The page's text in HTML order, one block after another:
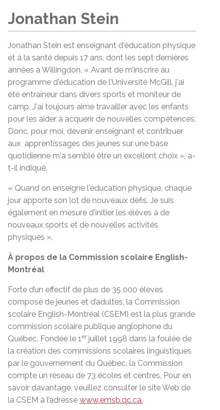
Jonathan Stein
Jonathan Stein est enseignant d'éducation physique
et à la santé depuis 17 ans, dont les sept dernières
années à Willingdon. « Avant de m’inscrire au
programme d'éducation de l'Université McGill, j'ai
été entraîneur dans divers sports et moniteur de
camp. J'ai toujours aimé travailler avec les enfants
pour les aider à acquérir de nouvelles compétences.
Donc, pour moi, devenir enseignant et contribuer
aux apprentissages des jeunes sur une base
quotidienne m'a semblé être un excellent choix », a-
t-il indiqué.
« Quand on enseigne l'éducation physique, chaque
jour apporte son lot de nouveaux défis. Je suis
également en mesure d'initier les élèves à de
nouveaux sports et de nouvelles activités
physiques ».
À propos de la Commission scolaire English-
Montréal
Forte d’un effectif de plus de 35 000 élèves
composé de jeunes et d’adultes, la Commission
scolaire English-Montréal (CSEM) est la plus grande
commission scolaire publique anglophone du
Québec. Fondée le 1er juillet 1998 dans la foulée de
la création des commissions scolaires linguistiques
par le gouvernement du Québec, la Commission
compte un réseau de 73 écoles et centres. Pour en
savoir davantage, veuillez consulter le site Web de
la CSEM à l’adresse www.emsb.qc.ca.